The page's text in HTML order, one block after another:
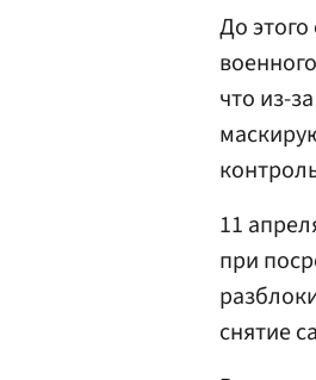
До
что из-
11
при
снятие